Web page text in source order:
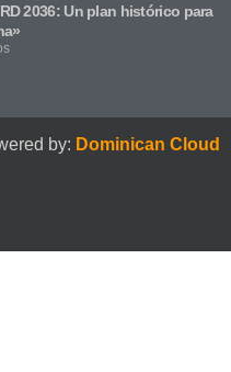
2036: Un plan histórico para
by: Dominican Cloud